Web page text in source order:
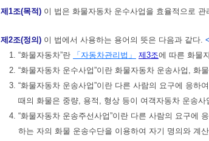
제1조(목적) 이 법은 화물자동차 운수사업을 효율적으로
제2조(정의) 이 법에서 사용하는 용어의 뜻은 다음과 같다.
1. “화물자동차”란
「자동차관리법」 제3조에 따른 화물
2. “화물자동차 운수사업”이란 화물자동차 운송사업, 화
3. “화물자동차 운송사업”이란 다른 사람의 요구에 응
때의 화물은 중량, 용적, 형상 등이 여객자동차 운송
4. “화물자동차 운송주선사업”이란 다른 사람의 요구에
하는 자의 화물 운송수단을 이용하여 자기 명의와 계